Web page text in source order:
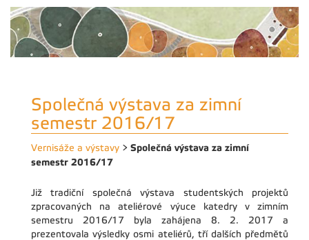
Společná výstava za zimní
semestr 2016/17
Vernisáže a výstavy > Společná výstava za zimní
semestr 2016/17
Již tradiční společná výstava studentských projektů
zpracovaných na ateliérové výuce katedry v zimním
semestru 2016/17 byla zahájena 8. 2. 2017 a
prezentovala výsledky osmi ateliérů, tří dalších předmětů